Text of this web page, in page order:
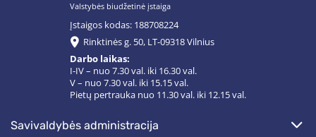
Valstybės biudžetinė įstaiga
Įstaigos kodas: 188708224
Rinktinės g. 50, LT-09318 Vilnius
Darbo laikas:
I-IV – nuo 7.30 val. iki 16.30 val.
V – nuo 7.30 val. iki 15.15 val.
Pietų pertrauka nuo 11.30 val. iki 12.15 val.
savivaldybės administracija